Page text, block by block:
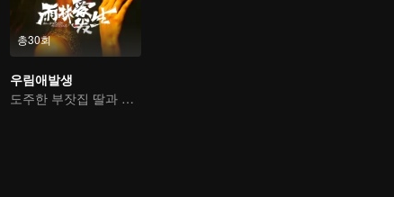
총30회
우림애발생
도주한 부잣집 딸과 거친 킬러의 쌍방 구원